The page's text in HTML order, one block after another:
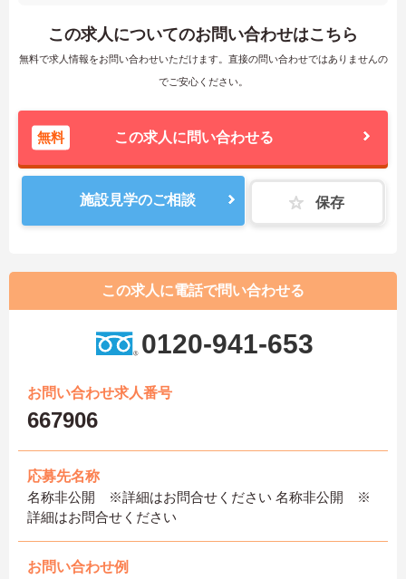
この求人についてのお問い合わせはこちら
無料で求人情報をお問い合わせいただけます。直接の問い合わせではありませんの
でご安心ください。
無料 この求人に問い合わせる
施設見学のご相談 保存
この求人に電話で問い合わせる
0120-941-653
お問い合わせ求人番号
667906
応募先名称
名称非公開 ※詳細はお問合せください 名称非公開 ※
詳細はお問合せください
お問い合わせ例